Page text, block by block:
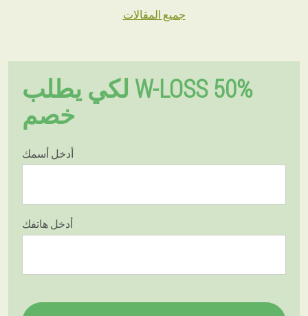
جميع المقالات
لكي يطلب W-LOSS 50%
خصم
أدخل أسمك
أدخل هاتفك